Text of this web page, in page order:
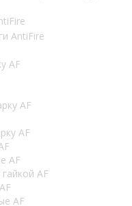
AntiFire
AF
AF
AF
AF
AF
AF